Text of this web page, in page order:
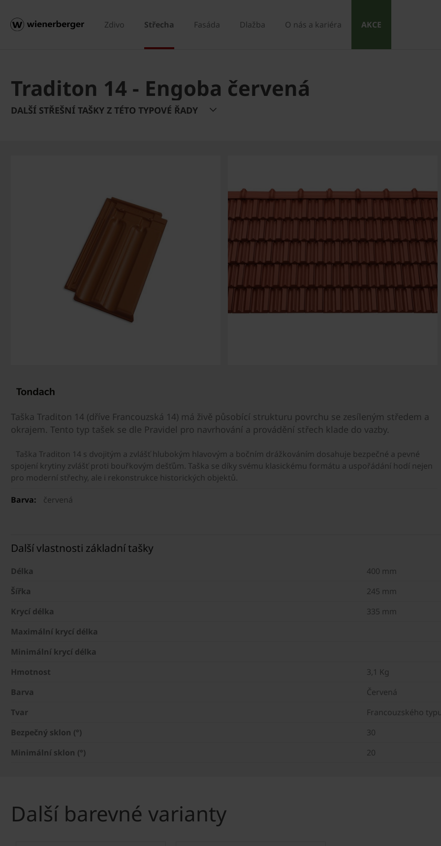
Zdivo Střecha Fasáda Dlažba O nás a kariéra AKCE
Traditon 14 - Engoba červená
DALŠÍ STŘEŠNÍ TAŠKY Z TÉTO TYPOVÉ ŘADY
Taška Traditon 14 (dříve Francouzská 14) má živě působící strukturu povrchu se zesíleným středem a
okrajem. Tento typ tašek se dle Pravidel pro navrhování a provádění střech klade do vazby.
Taška Traditon 14 s dvojitým a zvlášť hlubokým hlavovým a bočním drážkováním dosahuje bezpečné a pevné
spojení krytiny zvlášť proti bouřkovým dešťům. Taška se díky svému klasickému formátu a uspořádání hodí nejen
pro moderní střechy, ale i rekonstrukce historických objektů.
Barva: červená
Další vlastnosti základní tašky
Délka
400 mm
Šířka
245 mm
Krycí délka
335 mm
Maximální krycí délka
Minimální krycí délka
Hmotnost
3,1 Kg
Barva
Červená
Tvar
Francouzského
Bezpečný sklon (°)
30
Minimální sklon (°)
20
Další barevné varianty